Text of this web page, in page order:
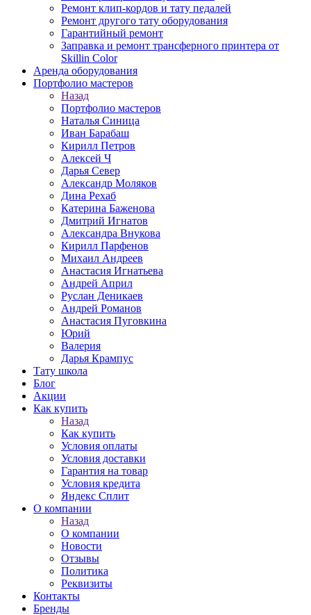
Ремонт клип-кордов и тату педалей
Ремонт другого тату оборудования
Гарантийный ремонт
Заправка и ремонт трансферного принтера от
Skillin Color
Аренда оборудования
Портфолио мастеров
Назад
Портфолио мастеров
Наталья Синица
Иван Барабаш
Кирилл Петров
Алексей Ч
Дарья Север
Александр Моляков
Дина Рехаб
Катерина Баженова
Дмитрий Игнатов
Александра Внукова
Кирилл Парфенов
Михаил Андреев
Анастасия Игнатьева
Андрей Април
Руслан Деникаев
Андрей Романов
Анастасия Пуговкина
Юрий
Валерия
Дарья Крампус
Тату школа
Блог
Акции
Как купить
Назад
Как купить
Условия оплаты
Условия доставки
Гарантия на товар
Условия кредита
Яндекс Сплит
О компании
Назад
О компании
Новости
Отзывы
Политика
Реквизиты
Контакты
Бренды